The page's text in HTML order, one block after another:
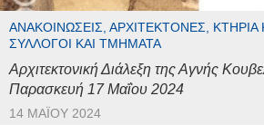
ΑΝΑΚΟΙΝΏΣΕΙΣ, ΑΡΧΙΤΈΚΤΟΝΕΣ, ΚΤΉΡΙΑ
ΣΎΛΛΟΓΟΙ ΚΑΙ ΤΜΉΜΑΤΑ
Αρχιτεκτονική Διάλεξη της Αγνής
Παρασκευή 17 Μαΐου 2024
14 ΜΑΪ́ΟΥ 2024